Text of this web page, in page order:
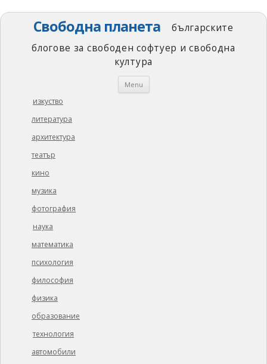
Свободна планета
българските
блогове за свободен софтуер и свободна
култура
Menu Skip
изкуство
литература
архитектура
театър
кино
музика
фотография
наука
математика
психология
философия
физика
образование
технология
автомобили